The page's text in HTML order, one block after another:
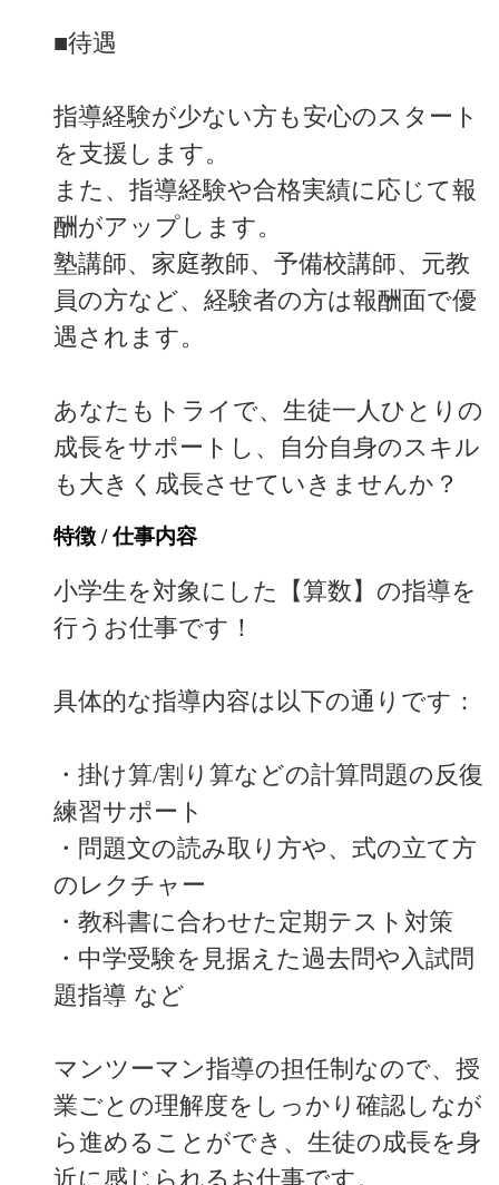
■待遇
指導経験が少ない方も安心のスタート
を支援します。
また、指導経験や合格実績に応じて報
酬がアップします。
塾講師、家庭教師、予備校講師、元教
員の方など、経験者の方は報酬面で優
遇されます。
あなたもトライで、生徒一人ひとりの
成長をサポートし、自分自身のスキル
も大きく成長させていきませんか？
特徴 / 仕事内容
小学生を対象にした【算数】の指導を
行うお仕事です！
具体的な指導内容は以下の通りです：
・掛け算/割り算などの計算問題の反復
練習サポート
・問題文の読み取り方や、式の立て方
のレクチャー
・教科書に合わせた定期テスト対策
・中学受験を見据えた過去問や入試問
題指導 など
マンツーマン指導の担任制なので、授
業ごとの理解度をしっかり確認しなが
ら進めることができ、生徒の成長を身
近に感じられるお仕事です。